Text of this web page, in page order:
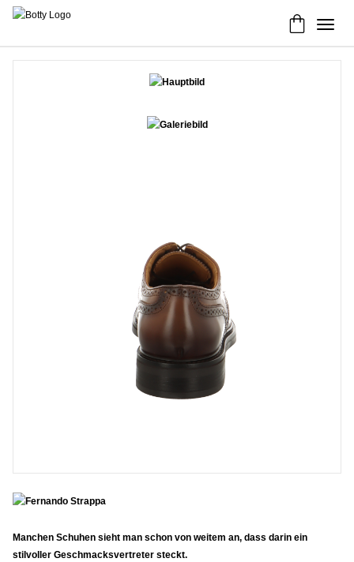
Manchen Schuhen sieht man schon von weitem an, dass darin ein
stilvoller Geschmacksvertreter steckt.